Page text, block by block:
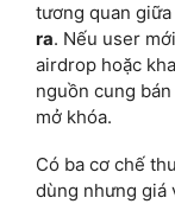
tương quan giữa
ra. Nếu user
airdrop hoặc
nguồn cung
mở khóa.
Có ba cơ chế
dùng nhưng giá